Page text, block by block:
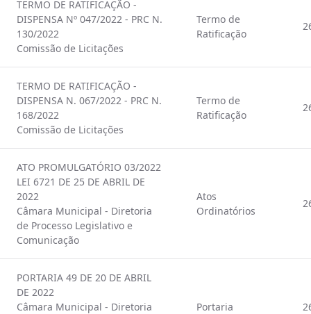
TERMO DE RATIFICAÇÃO -
DISPENSA Nº 047/2022 - PRC N.
130/2022
Comissão de Licitações
Termo de
Ratificação
TERMO DE RATIFICAÇÃO -
DISPENSA N. 067/2022 - PRC N.
168/2022
Comissão de Licitações
Termo de
Ratificação
ATO PROMULGATÓRIO 03/2022
LEI 6721 DE 25 DE ABRIL DE
2022
Câmara Municipal - Diretoria
de Processo Legislativo e
Comunicação
Atos
Ordinatórios
PORTARIA 49 DE 20 DE ABRIL
DE 2022
Câmara Municipal - Diretoria
Portaria